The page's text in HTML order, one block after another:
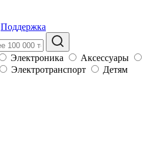
Поддержка
Электроника
Аксессуары
Электротранспорт Детям